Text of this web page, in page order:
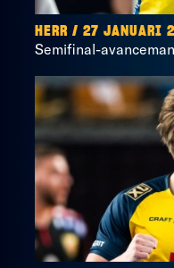
HERR / 27 JANUARI
Semifinal-